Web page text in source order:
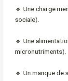
🔹 Une charge
sociale).
🔹 Une
micronutriments).
🔹 Un manque de